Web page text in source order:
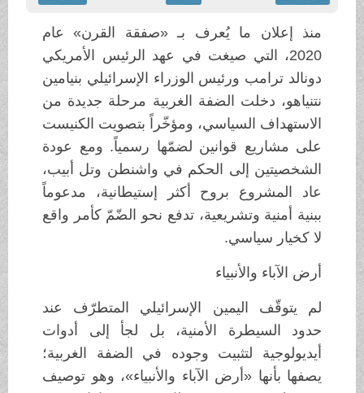
منذ إعلان ما يُعرف بـ «صفقة القرن» عام
2020، التي صيغت في عهد الرئيس الأمريكي
دونالد ترامب ورئيس الوزراء الإسرائيلي بنيامين
نتنياهو، دخلت الضفة الغربية مرحلة جديدة من
الاستهداف السياسي، ومؤخّراً بتصويت الكنيست
على مشاريع قوانين لضمّها رسمياً. ومع عودة
الشخصيتين إلى الحكم في واشنطن وتل أبيب،
عاد المشروع بروح أكثر إستيطانية، مدعوماً
ببنية أمنية وتشريعية، تدفع نحو الضّمّ كأمر واقع
لا كخيار سياسي.
أرض الآباء والأنبياء
لم يتوقّف اليمين الإسرائيلي المتطرّف عند
حدود السيطرة الأمنية، بل لجأ إلى أدوات
أيديولوجية لتثبيت وجوده في الضفة الغربية؛
يصفها بأنها «أرض الآباء والأنبياء»، وهو توصيف